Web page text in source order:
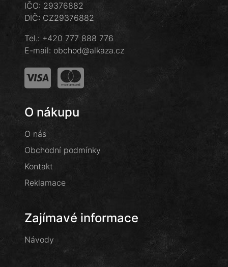
IČO: 29376882
DIČ: CZ29376882
Tel.: +420 777 888 776
E-mail: obchod@alkaza.cz
O nákupu
O nás
Obchodní podmínky
Kontakt
Reklamace
Zajímavé informace
Návody